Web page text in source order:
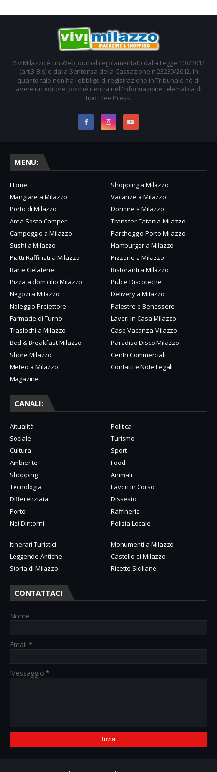
ViviMilazzo è un Web Journal regolamentato dalla Legge 103/2012
(art.3-Bis) e dalla Sentenza della Cassazione n.23230/2012. In
quanto tale non ha l'obbligo di registrazione in Tribunale nè di
avere un editore, poiché rientra nell'informazione telematica di
tipo Free Press.
MENU:
Home
Shopping a Milazzo
Mangiare a Milazzo
Vacanze a Milazzo
Porto di Milazzo
Dormire a Milazzo
Area Sosta Camper
Transfer Catania-Milazzo
Campeggio a Milazzo
Parcheggio Porto Milazzo
Sushi a Milazzo
Hamburger a Milazzo
Piatti Raffinati a Milazzo
Pizzerie a Milazzo
Bar e Gelaterie
Ristoranti a Milazzo
Pizza a domicilio Milazzo
Pub e Discoteche
Negozi a Milazzo
Delivery a Milazzo
Noleggio Proiettore
Palestre e Benessere
Farmacie di Turno
Lavori in Casa Milazzo
Traslochi a Milazzo
Case Vacanza Milazzo
Bed & Breakfast Milazzo
Paradiso Disco Milazzo
Shore Milazzo
Centri Commerciali
Meteo a Milazzo
Contatti e Note Legali
Magazine
CANALI:
Attualità
Politica
Sociale
Turismo
Cultura
Sport
Ambiente
Food
Shopping
Animali
Tecnologia
Lavori in Corso
Differenziata
Dissesto
Porto
Raffineria
Nei Dintorni
Polizia Locale
Itinerari Turistici
Monumenti a Milazzo
Leggende Antiche
Castello di Milazzo
Storia di Milazzo
Ricette Siciliane
CONTATTACI
Nome
Email *
Messaggio *